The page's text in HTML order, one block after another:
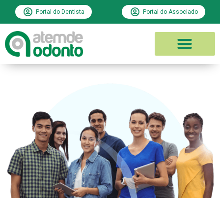
Portal do Dentista Portal do Associado